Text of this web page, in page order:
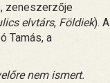
zeneszerzője
elvtárs, Földiek). A
Tamás, a
nem ismert.